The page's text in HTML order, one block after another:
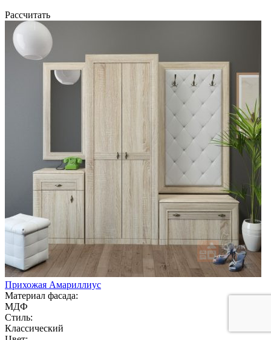
Рассчитать
Прихожая Амариллиус
Материал фасада:
МДФ
Стиль:
Классический